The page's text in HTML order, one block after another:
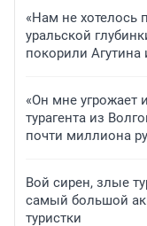
«Нам не хотелось
уральской
покорили Агутина
«Он мне угрожает
турагента из
почти миллиона
Вой сирен, злые
самый большой
туристки